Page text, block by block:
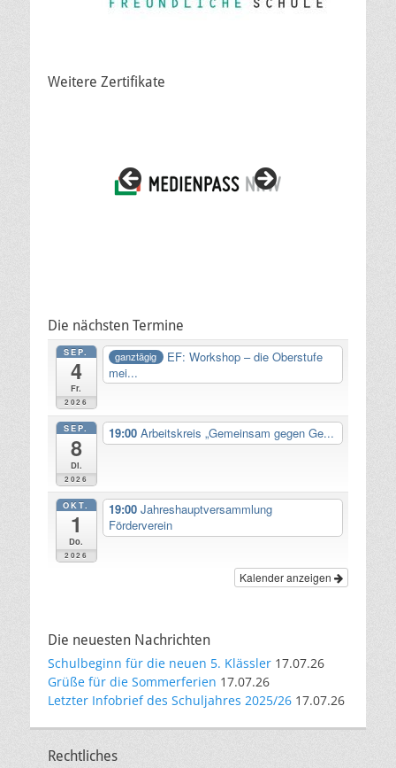
Weitere Zertifikate
Die nächsten Termine
SEP.
4
Fr.
2026
ganztägig
EF: Workshop – die Oberstufe
mei...
SEP.
8
Di.
2026
19:00 Arbeitskreis „Gemeinsam gegen Ge...
OKT.
1
Do.
2026
19:00 Jahreshauptversammlung
Förderverein
Kalender anzeigen
Die neuesten Nachrichten
Schulbeginn für die neuen 5. Klässler 17.07.26
Grüße für die Sommerferien 17.07.26
Letzter Infobrief des Schuljahres 2025/26 17.07.26
Rechtliches